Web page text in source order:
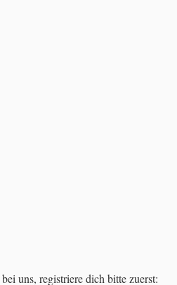
bei uns, registriere dich bitte zuerst: